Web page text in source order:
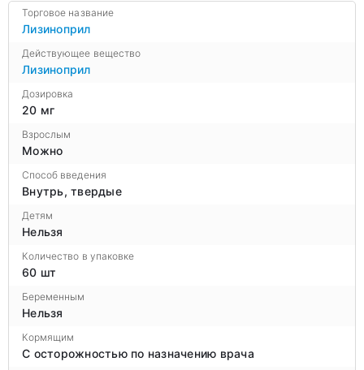
Торговое название
Лизиноприл
Действующее вещество
Лизиноприл
Дозировка
20 мг
Взрослым
Можно
Способ введения
Внутрь, твердые
Детям
Нельзя
Количество в упаковке
60 шт
Беременным
Нельзя
Кормящим
С осторожностью по назначению врача